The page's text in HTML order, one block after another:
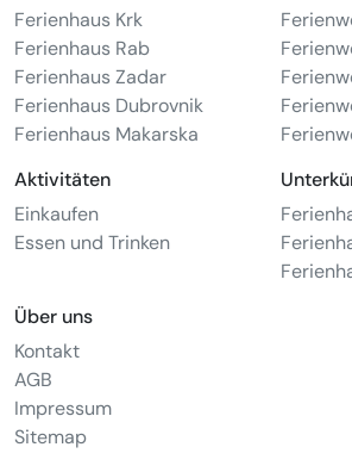
Ferienhaus Krk
Ferienhaus Rab
Ferienhaus Zadar
Ferienhaus Dubrovnik
Ferienhaus Makarska
Aktivitäten
Einkaufen
Essen und Trinken
Über uns
Kontakt
AGB
Impressum
Sitemap